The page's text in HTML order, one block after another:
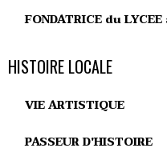
FONDATRICE du
HISTOIRE LOCALE
VIE ARTISTIQUE
PASSEUR D'HISTOIRE